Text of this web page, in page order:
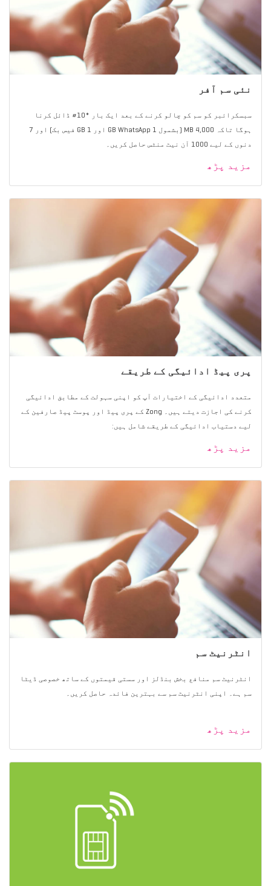
نئی سم آفر
سبسکرائبر کو سم کو چالو کرنے کے بعد ایک بار *10# ڈائل کرنا
ہوگا تاکہ 4,000 MB (بشمول 1 GB WhatsApp اور 1 GB فیس بک) اور 7
دنوں کے لیے 1000 آن نیٹ منٹس حاصل کریں۔
مزید پڑھ
پری پیڈ ادائیگی کے طریقے
متعدد ادائیگی کے اختیارات آپ کو اپنی سہولت کے مطابق ادائیگی
کرنے کی اجازت دیتے ہیں۔ Zong کے پری پیڈ اور پوسٹ پیڈ صارفین کے
لیے دستیاب ادائیگی کے طریقے شامل ہیں:
مزید پڑھ
انٹرنیٹ سم
انٹرنیٹ سم منافع بخش بنڈلز اور سستی قیمتوں کے ساتھ خصوصی ڈیٹا
سم ہے۔ اپنی انٹرنیٹ سم سے بہترین فائدہ حاصل کریں۔
مزید پڑھ